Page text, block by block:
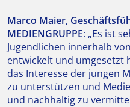
Marco Maier,
MEDIENGRUPPE: „Es ist
Jugendlichen innerhalb
entwickelt und umgesetzt
das Interesse der jungen
zu unterstützen und
und nachhaltig zu